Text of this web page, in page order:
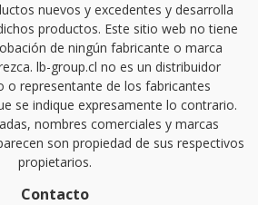
nuevos y excedentes y desarrolla
productos. Este sitio web no tiene
de ningún fabricante o marca
lb-group.cl no es un distribuidor
o representante de los fabricantes
se indique expresamente lo contrario.
nombres comerciales y marcas
son propiedad de sus respectivos
propietarios.
Contacto